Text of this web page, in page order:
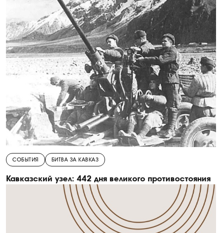
СОБЫТИЯ БИТВА ЗА КАВКАЗ
Кавказский узел: 442 дня великого противостояния